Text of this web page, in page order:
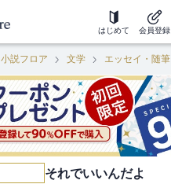
はじめて 会員登録
小説フロア 文学 エッセイ・随筆
それでいいんだよ